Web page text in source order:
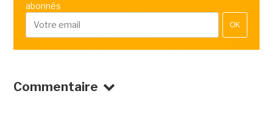
abonnés
OK
Commentaire